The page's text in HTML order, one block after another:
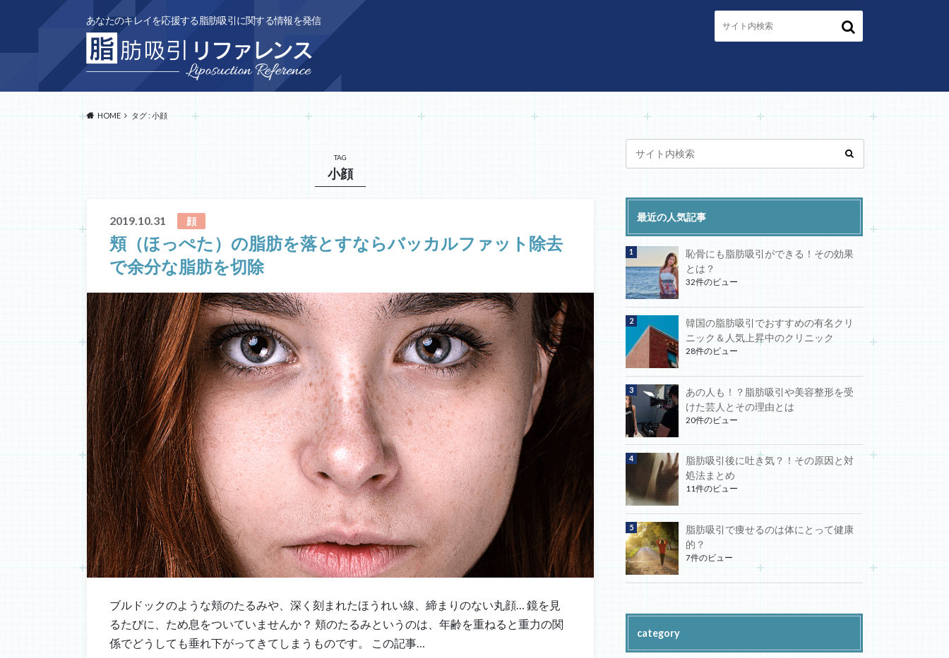
あなたのキレイを応援する脂肪吸引に関する情報を発信
HOME タグ : 小顔
TAG
小顔
2019.10.31 顔
頬（ほっぺた）の脂肪を落とすならバッカルファット除去
で余分な脂肪を切除
ブルドックのような頬のたるみや、深く刻まれたほうれい線、締まりのない丸顔… 鏡を見
るたびに、ため息をついていませんか？ 頬のたるみというのは、年齢を重ねると重力の関
係でどうしても垂れ下がってきてしまうものです。 この記事…
最近の人気記事
恥骨にも脂肪吸引ができる！その効果
とは？
32件のビュー
韓国の脂肪吸引でおすすめの有名クリ
ニック＆人気上昇中のクリニック
28件のビュー
あの人も！？脂肪吸引や美容整形を受
けた芸人とその理由とは
20件のビュー
脂肪吸引後に吐き気？！その原因と対
処法まとめ
11件のビュー
脂肪吸引で痩せるのは体にとって健康
的？
7件のビュー
category